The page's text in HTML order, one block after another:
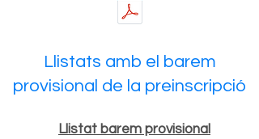
Llistats amb el barem
provisional de la preinscripció
Llistat barem provisional